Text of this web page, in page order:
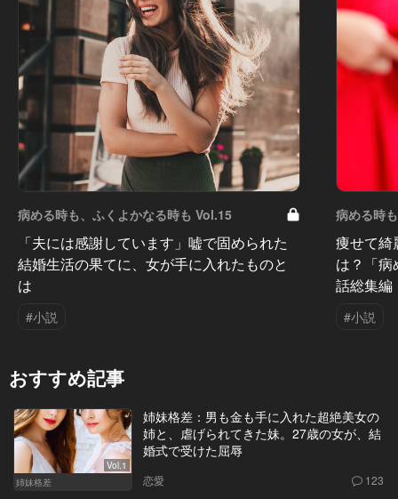
病める時も、ふくよかなる時も Vol.15
「夫には感謝しています」嘘で固められた
結婚生活の果てに、女が手に入れたものと
は
#小説
病める時
痩せて綺
は？「
話総集編
#小説
おすすめ記事
Vol.1
姉妹格差
姉妹格差：男も金も手に入れた超絶美女の
姉と、虐げられてきた妹。27歳の女が、結
婚式で受けた屈辱
恋愛 123